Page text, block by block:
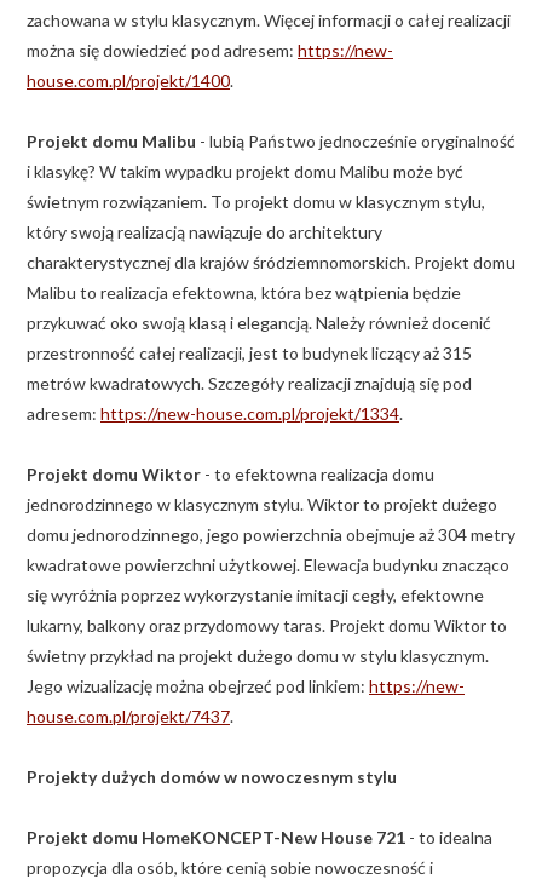
zachowana w stylu klasycznym. Więcej informacji o całej realizacji
można się dowiedzieć pod adresem: https://new-
house.com.pl/projekt/1400.
Projekt domu Malibu - lubią Państwo jednocześnie oryginalność
i klasykę? W takim wypadku projekt domu Malibu może być
świetnym rozwiązaniem. To projekt domu w klasycznym stylu,
który swoją realizacją nawiązuje do architektury
charakterystycznej dla krajów śródziemnomorskich. Projekt domu
Malibu to realizacja efektowna, która bez wątpienia będzie
przykuwać oko swoją klasą i elegancją. Należy również docenić
przestronność całej realizacji, jest to budynek liczący aż 315
metrów kwadratowych. Szczegóły realizacji znajdują się pod
adresem: https://new-house.com.pl/projekt/1334.
Projekt domu Wiktor - to efektowna realizacja domu
jednorodzinnego w klasycznym stylu. Wiktor to projekt dużego
domu jednorodzinnego, jego powierzchnia obejmuje aż 304 metry
kwadratowe powierzchni użytkowej. Elewacja budynku znacząco
się wyróżnia poprzez wykorzystanie imitacji cegły, efektowne
lukarny, balkony oraz przydomowy taras. Projekt domu Wiktor to
świetny przykład na projekt dużego domu w stylu klasycznym.
Jego wizualizację można obejrzeć pod linkiem: https://new-
house.com.pl/projekt/7437.
Projekty dużych domów w nowoczesnym stylu
Projekt domu HomeKONCEPT-New House 721 - to idealna
propozycja dla osób, które cenią sobie nowoczesność i